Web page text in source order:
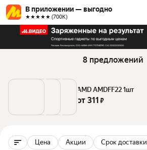
В приложении — выгодно
★★★★★ (700К)
8 предложений
AMD AMDFF22 1шт
от 311 ₽
Цена Акции Срок доставки